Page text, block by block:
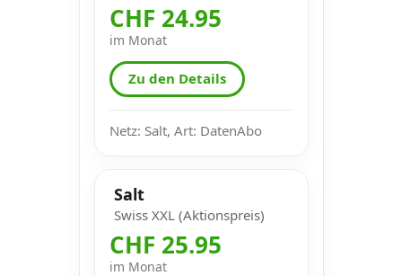
CHF 24.95
im Monat
Zu den Details
Netz: Salt, Art: DatenAbo
Salt
Swiss XXL (Aktionspreis)
CHF 25.95
im Monat